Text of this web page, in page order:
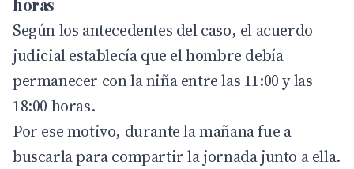
horas
Según los antecedentes del caso, el acuerdo
judicial establecía que el hombre debía
permanecer con la niña entre las 11:00 y las
18:00 horas.
Por ese motivo, durante la mañana fue a
buscarla para compartir la jornada junto a ella.